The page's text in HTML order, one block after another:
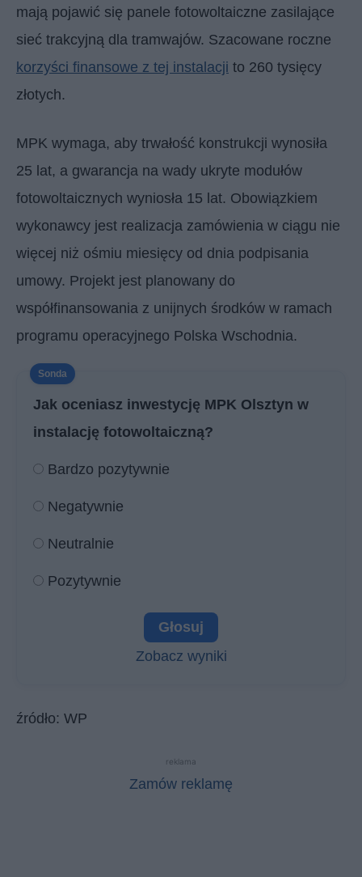
mają pojawić się panele fotowoltaiczne zasilające
sieć trakcyjną dla tramwajów. Szacowane roczne
korzyści finansowe z tej instalacji to 260 tysięcy
złotych.
MPK wymaga, aby trwałość konstrukcji wynosiła
25 lat, a gwarancja na wady ukryte modułów
fotowoltaicznych wyniosła 15 lat. Obowiązkiem
wykonawcy jest realizacja zamówienia w ciągu nie
więcej niż ośmiu miesięcy od dnia podpisania
umowy. Projekt jest planowany do
współfinansowania z unijnych środków w ramach
programu operacyjnego Polska Wschodnia.
Jak oceniasz inwestycję MPK Olsztyn w
instalację fotowoltaiczną?
Bardzo pozytywnie
Negatywnie
Neutralnie
Pozytywnie
Zobacz wyniki
źródło: WP
reklama
Zamów reklamę